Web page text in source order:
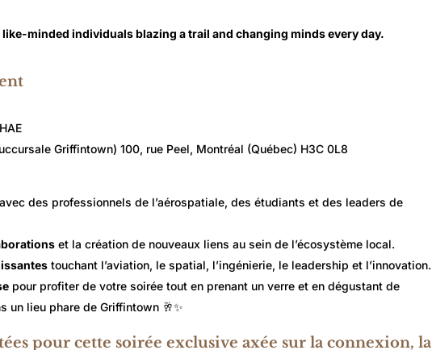
like-minded individuals blazing a trail and changing minds every day.
Griffintown) 100, rue Peel, Montréal (Québec) H3C 0L8
avec des professionnels de l’aérospatiale, des étudiants et des leaders de
et la création de nouveaux liens au sein de l’écosystème local.
touchant l’aviation, le spatial, l’ingénierie, le leadership et l’innovation.
pour profiter de votre soirée tout en prenant un verre et en dégustant de
un lieu phare de Griffintown 🥂✨
pour cette soirée exclusive axée sur la connexion, la